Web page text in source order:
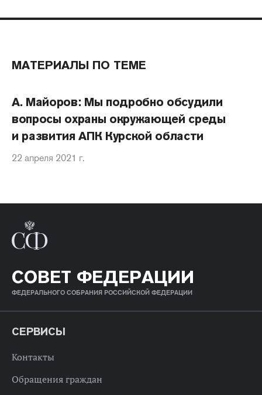
МАТЕРИАЛЫ ПО ТЕМЕ
А. Майоров: Мы подробно обсудили
вопросы охраны окружающей среды
и развития АПК Курской области
22 апреля 2021 г.
СОВЕТ ФЕДЕРАЦИИ
ФЕДЕРАЛЬНОГО СОБРАНИЯ РОССИЙСКОЙ ФЕДЕРАЦИИ
СЕРВИСЫ
Контакты
Обращения граждан